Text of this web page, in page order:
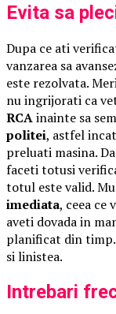
Evita sa
Dupa ce ati
vanzarea sa
este rezolvata.
nu ingrijorati ca
RCAinainte sa
politei, astfel
preluati masina.
faceti totusi
totul este valid.
imediata, ceea ce
aveti dovada in
planificat din timp.
si linistea.
Intrebari